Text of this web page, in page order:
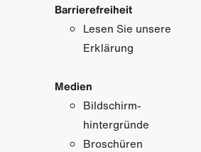
Barrierefreiheit
Lesen Sie unsere
Erklärung
Medien
Bildschirm­
hintergründe
Broschüren